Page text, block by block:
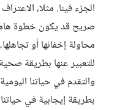
الجزء فينا. مثلا،
صريح قد يكون خطوة
محاولة إخفائها أو
للتعبير عنها بطريقة
والتقدم في حياتنا
بطريقة إيجابية في